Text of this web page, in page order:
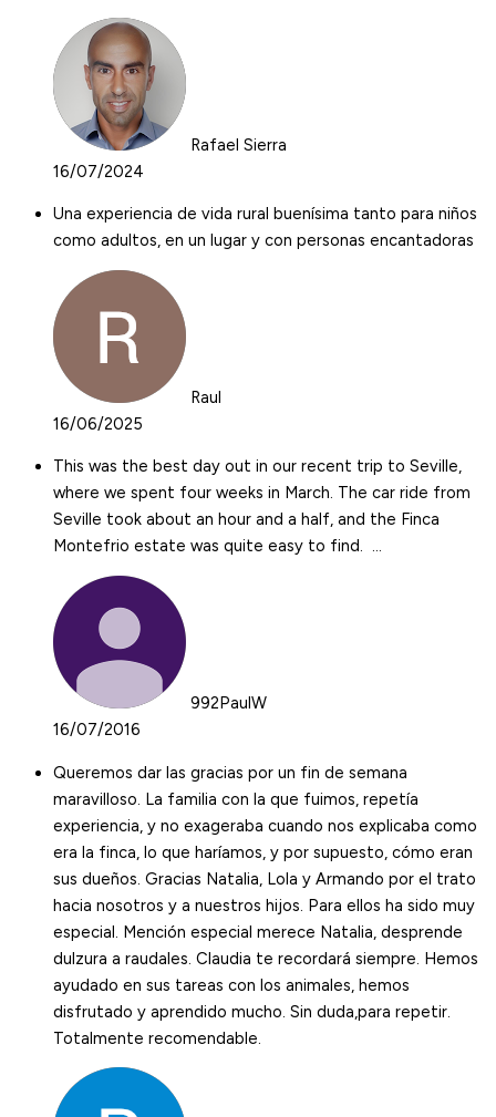
Rafael Sierra
16/07/2024
Una experiencia de vida rural buenísima tanto para niños
como adultos, en un lugar y con personas encantadoras
Raul
16/06/2025
This was the best day out in our recent trip to Seville,
where we spent four weeks in March. The car ride from
Seville took about an hour and a half, and the Finca
Montefrio estate was quite easy to find. …
992PaulW
16/07/2016
Queremos dar las gracias por un fin de semana
maravilloso. La familia con la que fuimos, repetía
experiencia, y no exageraba cuando nos explicaba como
era la finca, lo que haríamos, y por supuesto, cómo eran
sus dueños. Gracias Natalia, Lola y Armando por el trato
hacia nosotros y a nuestros hijos. Para ellos ha sido muy
especial. Mención especial merece Natalia, desprende
dulzura a raudales. Claudia te recordará siempre. Hemos
ayudado en sus tareas con los animales, hemos
disfrutado y aprendido mucho. Sin duda,para repetir.
Totalmente recomendable.